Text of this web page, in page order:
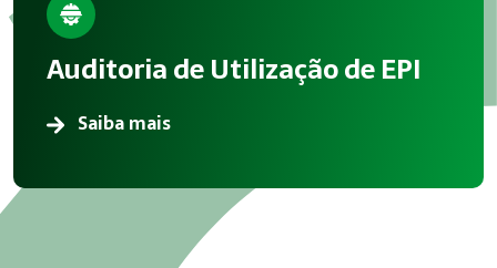
Auditoria de Utilização de EPI
Saiba mais